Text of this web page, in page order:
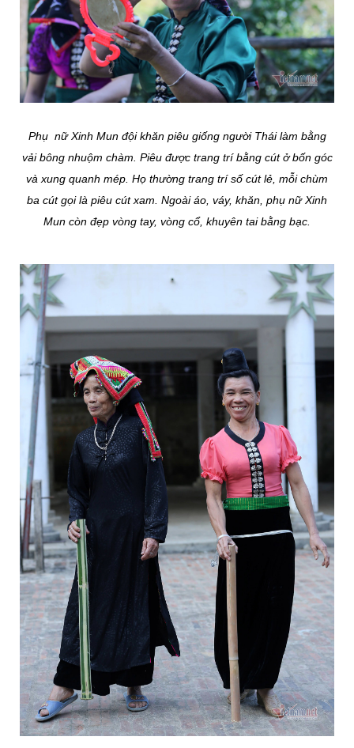
Phụ nữ Xinh Mun đội khăn piêu giống người Thái làm bằng
vải bông nhuộm chàm. Piêu được trang trí bằng cút ở bốn góc
và xung quanh mép. Họ thường trang trí số cút lẻ, mỗi chùm
ba cút gọi là piêu cút xam. Ngoài áo, váy, khăn, phụ nữ Xinh
Mun còn đẹp vòng tay, vòng cổ, khuyên tai bằng bạc.